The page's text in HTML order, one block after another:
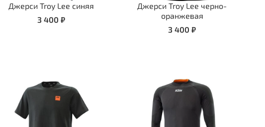
Джерси Troy Lee синяя
3 400 ₽
Джерси Troy Lee черно-
оранжевая
3 400 ₽